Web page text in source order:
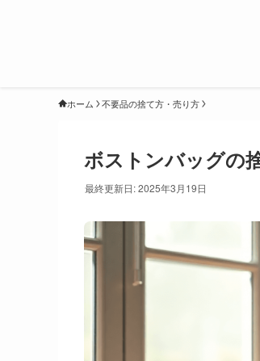
ホーム 不要品の捨て方・売り方
ボストンバッグの
最終更新日: 2025年3月19日